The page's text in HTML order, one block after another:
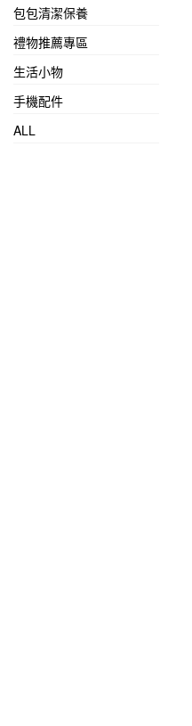
包包清潔保養
禮物推薦專區
生活小物
手機配件
ALL